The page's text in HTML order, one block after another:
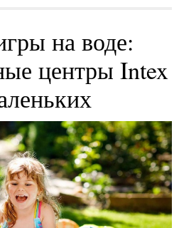
на воде:
центры Intex